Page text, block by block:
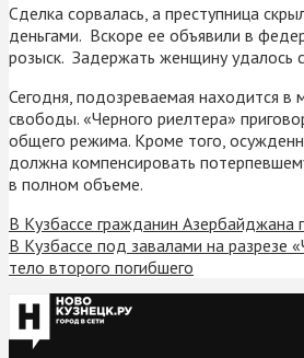
Сделка сорвалась, а преступница
деньгами. Вскоре ее объявили в
розыск. Задержать женщину удалось
Сегодня, подозреваемая находится в
свободы. «Черного риелтера»
общего режима. Кроме того,
должна компенсировать
в полном объеме.
В Кузбассе гражданин Азербайджана
В Кузбассе под завалами на разрезе
тело второго погибшего